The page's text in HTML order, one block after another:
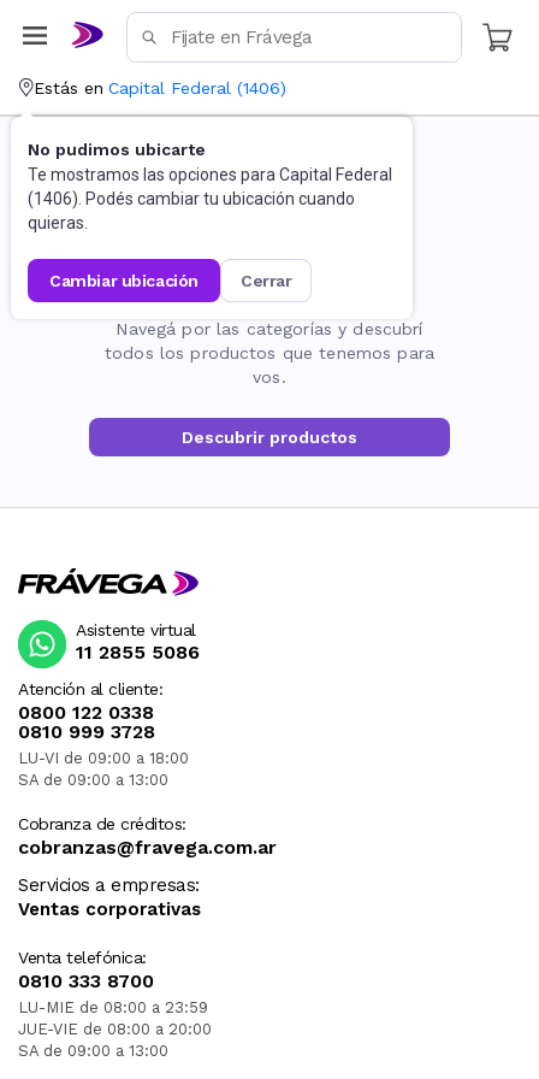
Estás en Capital Federal (1406)
No pudimos ubicarte
Te mostramos las opciones para Capital Federal
(1406). Podés cambiar tu ubicación cuando
quieras.
cambiar ubicación cerrar
La página no existe
Navegá por las categorías y descubrí
todos los productos que tenemos para
vos.
Descubrir productos
Atención al cliente:
0800 122 0338
0810 999 3728
LU-VI de 09:00 a 18:00
SA de 09:00 a 13:00
Cobranza de créditos:
cobranzas@fravega.com.ar
Servicios a empresas:
Ventas corporativas
Venta telefónica:
0810 333 8700
LU-MIE de 08:00 a 23:59
JUE-VIE de 08:00 a 20:00
SA de 09:00 a 13:00
Asistente virtual
11 2855 5086